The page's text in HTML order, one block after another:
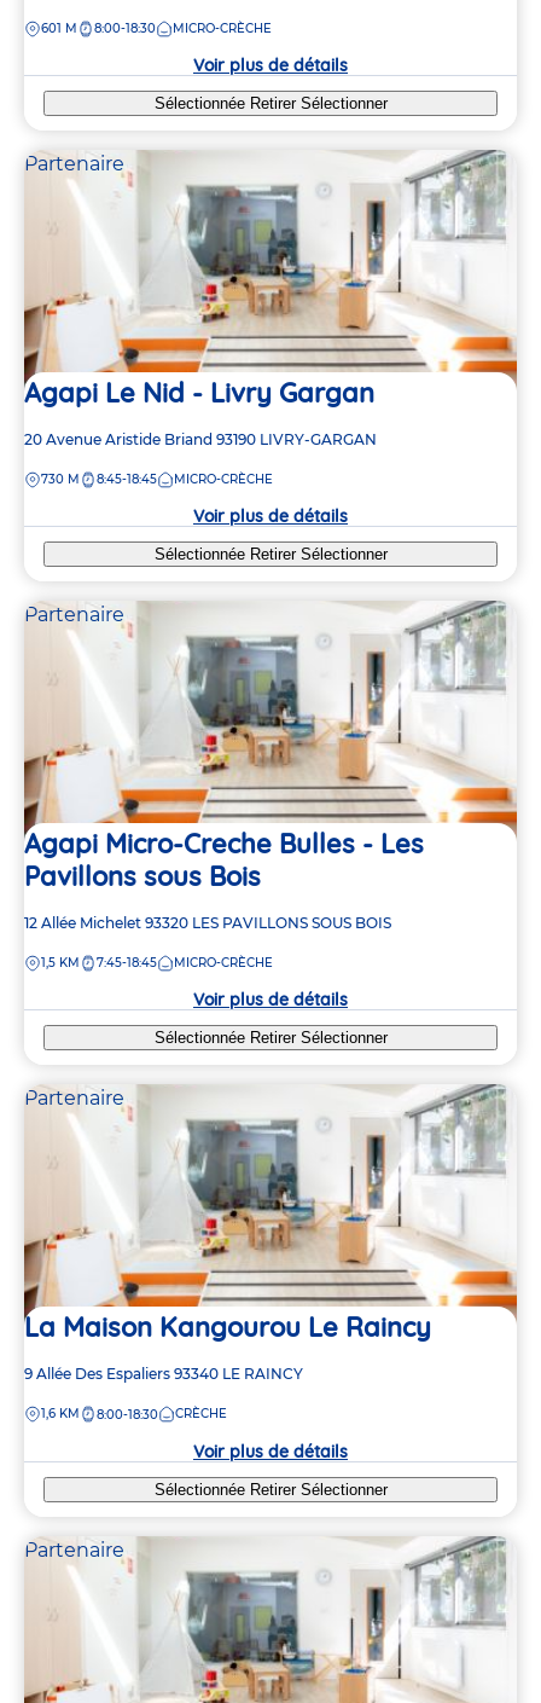
la
DISTANCE
601 M 8:00-18:30 MICRO-CRÈCHE
Voir plus de détails
Sélectionnée Retirer Sélectionner
Partenaire
Agapi Le Nid - Livry Gargan
Adresse
la
20 Avenue Aristide Briand 93190 LIVRY-GARGAN
DISTANCE
730 M 8:45-18:45 MICRO-CRÈCHE
Voir plus de détails
Sélectionnée Retirer Sélectionner
Partenaire
Agapi Micro-Creche Bulles - Les
Pavillons sous Bois
Adresse
la
12 Allée Michelet 93320 LES PAVILLONS SOUS BOIS
DISTANCE
1,5 KM 7:45-18:45 MICRO-CRÈCHE
Voir plus de détails
Sélectionnée Retirer Sélectionner
Partenaire
La Maison Kangourou Le Raincy
Adresse
la
9 Allée Des Espaliers 93340 LE RAINCY
DISTANCE
1,6 KM 8:00-18:30 CRÈCHE
Voir plus de détails
Sélectionnée Retirer Sélectionner
Partenaire